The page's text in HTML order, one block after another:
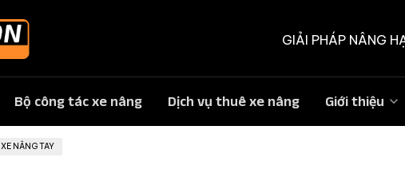
GIẢI PHÁP NÂNG
Bộ công tác xe nâng Dịch vụ thuê xe nâng Giới thiệu
XE NÂNG TAY